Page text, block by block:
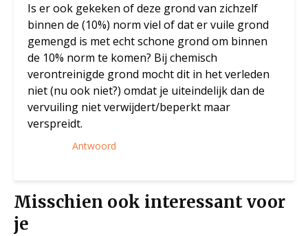
Is er ook gekeken of deze grond van zichzelf
binnen de (10%) norm viel of dat er vuile grond
gemengd is met echt schone grond om binnen
de 10% norm te komen? Bij chemisch
verontreinigde grond mocht dit in het verleden
niet (nu ook niet?) omdat je uiteindelijk dan de
vervuiling niet verwijdert/beperkt maar
verspreidt.
Antwoord
Misschien ook interessant voor
je